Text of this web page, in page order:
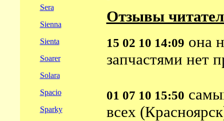
Sera
Sienna
Sienta
Soarer
Solara
Spacio
Sparky
Отзывы
15 02 10 14:09 она
запчастями нет
01 07 10 15:50
всех